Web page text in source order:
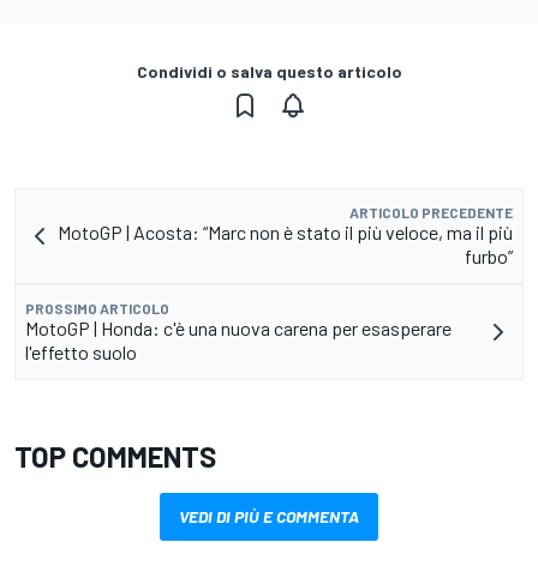
Condividi o salva questo articolo
ARTICOLO PRECEDENTE
MotoGP | Acosta: “Marc non è stato il più veloce, ma il più
furbo”
PROSSIMO ARTICOLO
MotoGP | Honda: c'è una nuova carena per esasperare
l'effetto suolo
TOP COMMENTS
VEDI DI PIÙ E COMMENTA